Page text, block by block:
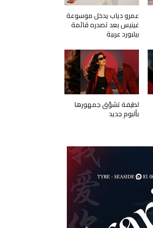
عمرو دياب يدخل موسوعة
غينيس بعد تصدره قائمة
بيلبورد عربية
لطيفة تشوّق جمهورها
بألبوم جديد